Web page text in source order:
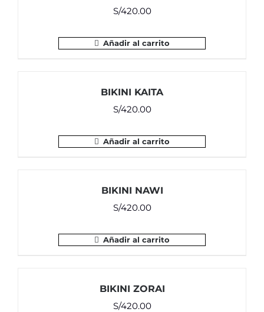
S/420.00
Añadir al carrito
BIKINI KAITA
S/420.00
Añadir al carrito
BIKINI NAWI
S/420.00
Añadir al carrito
BIKINI ZORAI
S/420.00